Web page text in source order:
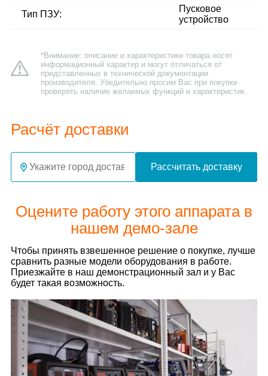
Тип ПЗУ:
Пусковое
устройство
*Внимание: описание и характеристики товара носят
информационный характер и могут отличаться от
представленных в технической документации
производителя. Убедительно просим Вас при покупке
проверять наличие желаемых функций и характеристик.
Расчёт доставки
Рассчитать доставку
Оцените работу этого аппарата в
нашем демо-зале
Чтобы принять взвешенное решение о покупке, лучше
сравнить разные модели оборудования в работе.
Приезжайте в наш демонстрационный зал и у Вас
будет такая возможность.